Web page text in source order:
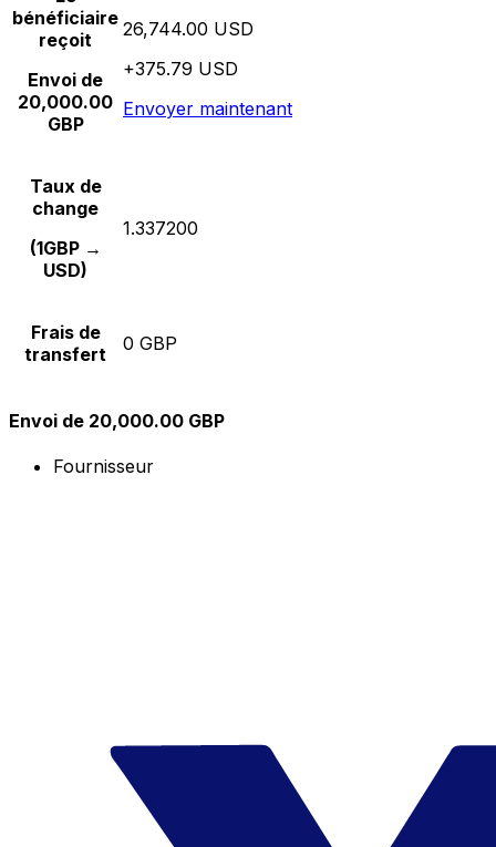
bénéficiaire
reçoit
Envoi de
20,000.00
GBP
26,744.00 USD
+375.79 USD
Envoyer maintenant
Taux de
change
(1GBP →
USD)
1.337200
Frais de
transfert
0 GBP
Envoi de 20,000.00 GBP
Fournisseur